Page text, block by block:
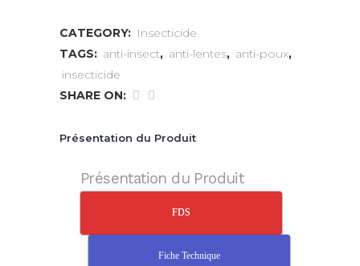
CATEGORY: Insecticide
TAGS: anti-insect, anti-lentes, anti-poux,
insecticide
SHARE ON:
Présentation du Produit
Présentation du Produit
FDS
Fiche Technique